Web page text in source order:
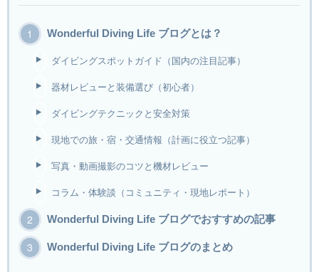
Wonderful Diving Life ブログとは？
ダイビングスポットガイド（国内の注目記事）
器材レビューと装備選び（初心者）
ダイビングテクニックと安全対策
現地での旅・宿・交通情報（計画に役立つ記事）
写真・動画撮影のコツと機材レビュー
コラム・体験談（コミュニティ・現地レポート）
Wonderful Diving Life ブログでおすすめの記事
Wonderful Diving Life ブログのまとめ